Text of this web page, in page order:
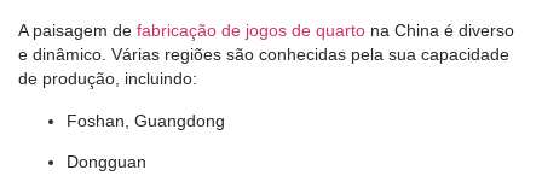
A paisagem de fabricação de jogos de quarto na China é diverso
e dinâmico. Várias regiões são conhecidas pela sua capacidade
de produção, incluindo:
Foshan, Guangdong
Dongguan